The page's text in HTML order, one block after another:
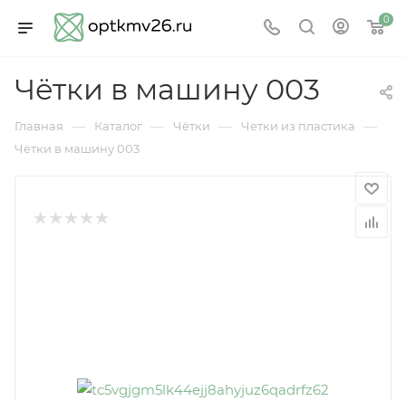
0
Чётки в машину 003
Главная — Каталог — Чётки — Четки из пластика —
Чётки в машину 003